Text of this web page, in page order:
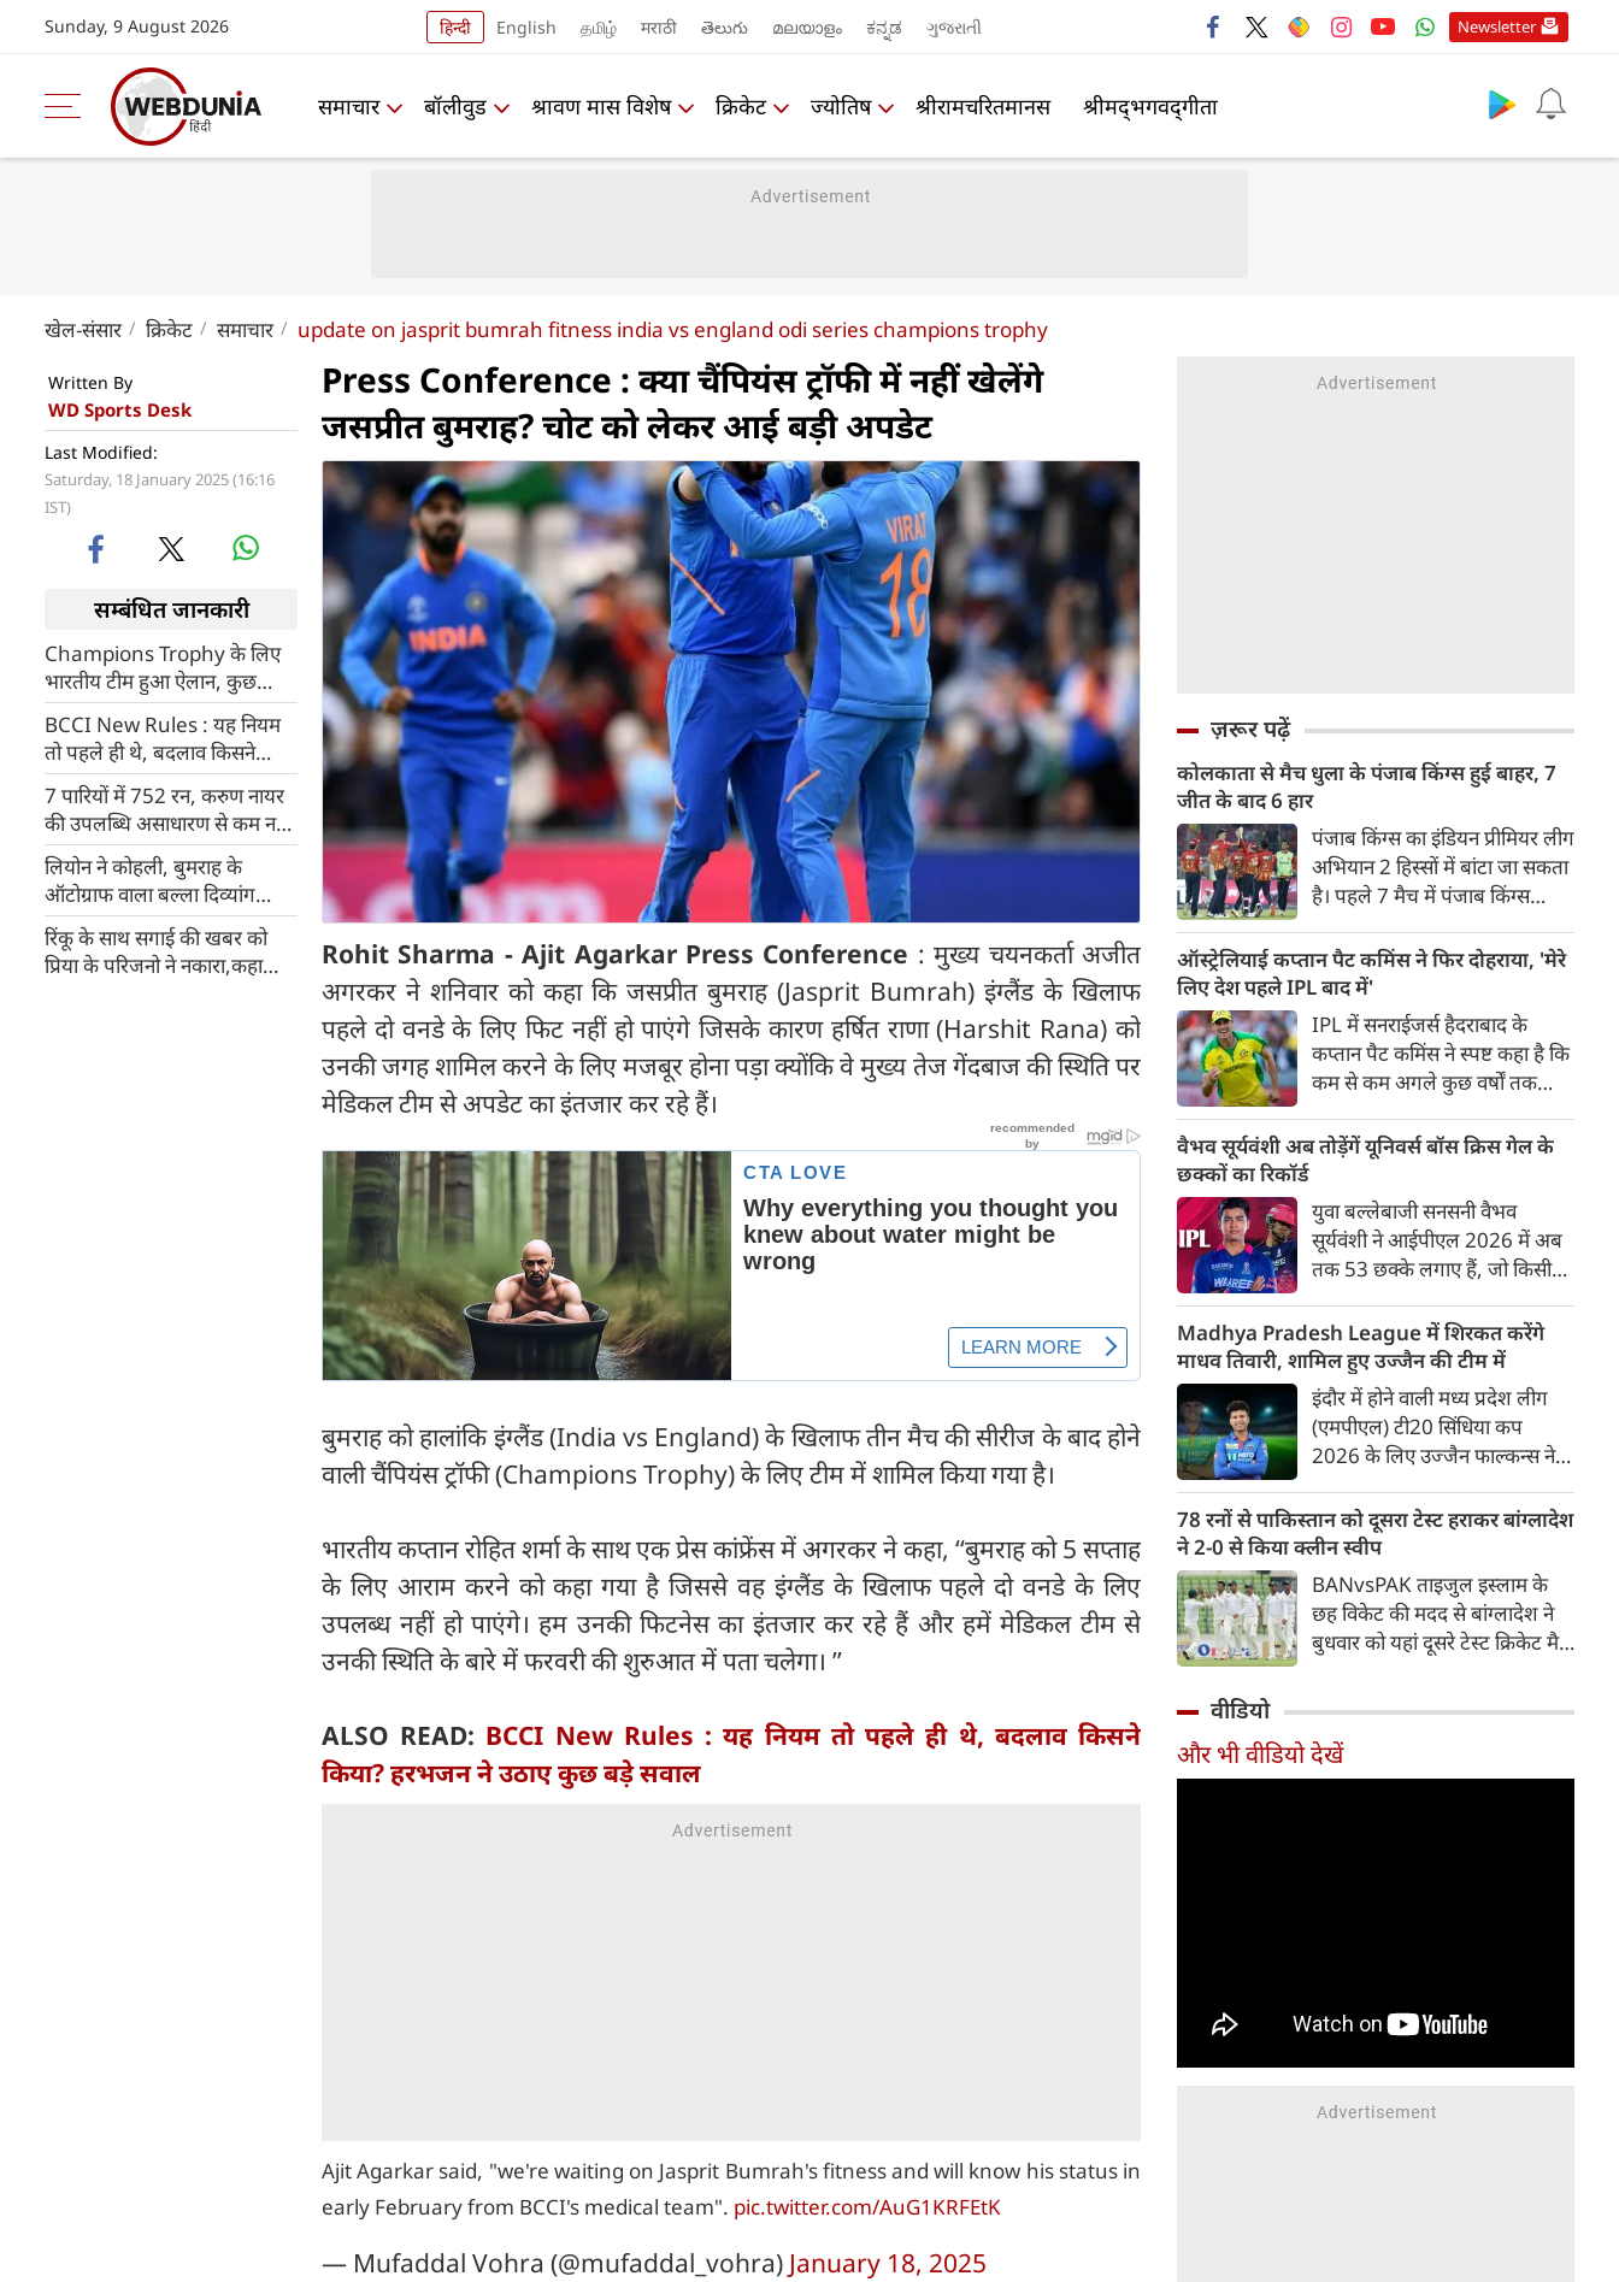
Sunday, 9 August 2026 हिन्दी English தமிழ் मराठी తెలుగు മലയാളം ಕನ್ನಡ ગુજરાતી Newsletter
समाचार बॉलीवुड श्रावण मास विशेष क्रिकेट ज्योतिष श्रीरामचरितमानस श्रीमद्‍भगवद्‍गीता
खेल-संसार क्रिकेट समाचार update on jasprit bumrah fitness india vs england odi series champions trophy
Written By
WD Sports Desk
Last Modified:
Saturday, 18 January 2025 (16:16
IST)
सम्बंधित जानकारी
Champions Trophy के लिए
भारतीय टीम हुआ ऐलान, कुछ
चौंकाने वाले नाम शामिल
BCCI New Rules : यह नियम
तो पहले ही थे, बदलाव किसने
किया? हरभजन ने उठाए कुछ बड़े
सवाल
7 पारियों में 752 रन, करुण नायर
की उपलब्धि असाधारण से कम नहीं
: तेंदुलकर
लियोन ने कोहली, बुमराह के
ऑटोग्राफ वाला बल्ला दिव्यांग
क्रिकेटरों के लिए दान किया
रिंकू के साथ सगाई की खबर को
प्रिया के परिजनो ने नकारा,कहा
Press Conference : क्या चैंपियंस ट्रॉफी में नहीं खेलेंगे
जसप्रीत बुमराह? चोट को लेकर आई बड़ी अपडेट
Rohit Sharma - Ajit Agarkar Press Conference : मुख्य चयनकर्ता अजीत
अगरकर ने शनिवार को कहा कि जसप्रीत बुमराह (Jasprit Bumrah) इंग्लैंड के खिलाफ
पहले दो वनडे के लिए फिट नहीं हो पाएंगे जिसके कारण हर्षित राणा (Harshit Rana) को
उनकी जगह शामिल करने के लिए मजबूर होना पड़ा क्योंकि वे मुख्य तेज गेंदबाज की स्थिति पर
मेडिकल टीम से अपडेट का इंतजार कर रहे हैं।
बुमराह को हालांकि इंग्लैंड (India vs England) के खिलाफ तीन मैच की सीरीज के बाद होने
वाली चैंपियंस ट्रॉफी (Champions Trophy) के लिए टीम में शामिल किया गया है।
भारतीय कप्तान रोहित शर्मा के साथ एक प्रेस कांफ्रेंस में अगरकर ने कहा, ‘‘बुमराह को 5 सप्ताह
के लिए आराम करने को कहा गया है जिससे वह इंग्लैंड के खिलाफ पहले दो वनडे के लिए
उपलब्ध नहीं हो पाएंगे। हम उनकी फिटनेस का इंतजार कर रहे हैं और हमें मेडिकल टीम से
उनकी स्थिति के बारे में फरवरी की शुरुआत में पता चलेगा। ’’
ALSO READ: BCCI New Rules : यह नियम तो पहले ही थे, बदलाव किसने
किया? हरभजन ने उठाए कुछ बड़े सवाल
Ajit Agarkar said, "we're waiting on Jasprit Bumrah's fitness and will know his status in
early February from BCCI's medical team". pic.twitter.com/AuG1KRFEtK
— Mufaddal Vohra (@mufaddal_vohra) January 18, 2025
ज़रूर पढ़ें
कोलकाता से मैच धुला के पंजाब किंग्स हुई बाहर, 7
जीत के बाद 6 हार
पंजाब किंग्स का इंडियन प्रीमियर लीग
अभियान 2 हिस्सों में बांटा जा सकता
है। पहले 7 मैच में पंजाब किंग्स
उसे हार का सामना करना पड़ा इसके
बाद अंतिम मैच वह जरूर जीती
लेकिन तब तक उसकी किस्मत
लखनऊ के हाथ लिखी गई थी।
ऑस्ट्रेलियाई कप्तान पैट कमिंस ने फिर दोहराया, 'मेरे
लिए देश पहले IPL बाद में'
IPL में सनराईजर्स हैदराबाद के
कप्तान पैट कमिंस ने स्पष्ट कहा है कि
कम से कम अगले कुछ वर्षों तक
प्राथमिकता होगी। यह बयान उस चर्चा
के बीच आया है, जिसमें कहा जा रहा
है कि ऑस्ट्रेलिया के कुछ बड़े खिलाड़ी
IPL से आगे बढ़कर अन्य फ्रेंचाइजी
क्रिकेट खेलने के लिए राष्ट्रीय टीम से
दूरी बना सकते हैं।
वैभव सूर्यवंशी अब तोड़ेंगें यूनिवर्स बॉस क्रिस गेल के
छक्कों का रिकॉर्ड
युवा बल्लेबाजी सनसनी वैभव
सूर्यवंशी ने आईपीएल 2026 में अब
तक 53 छक्के लगाए हैं, जो किसी
टूर्नामेंट में दूसरे सबसे ज़्यादा हैं। सबसे
ज़्यादा 59 छक्के क्रिस गेल ने
आईपीएल 2012 में लगाए थे।
सूर्यवंशी की नज़रें अब गेल के रिकॉर्ड
पर होंगी।
Madhya Pradesh League में शिरकत करेंगे
माधव तिवारी, शामिल हुए उज्जैन की टीम में
इंदौर में होने वाली मध्य प्रदेश लीग
(एमपीएल) टी20 सिंधिया कप
2026 के लिए उज्जैन फाल्कन्स ने
जिसमें युवा ऑलराउंडर माधव तिवारी
सबसे बड़े आकर्षण के रूप में
उभरकर सामने आए हैं। इंडियन
प्रीमियर लीग में दिल्ली कैपिटल्स का
हिस्सा रहे माधव तिवारी इस समय
मध्य प्रदेश के सबसे चर्चित युवा
78 रनों से पाकिस्तान को दूसरा टेस्ट हराकर बांग्लादेश
ने 2-0 से किया क्लीन स्वीप
BANvsPAK ताइजुल इस्लाम के
छह विकेट की मदद से बांग्लादेश ने
बुधवार को यहां दूसरे टेस्ट क्रिकेट मैच
का पीछा करते हुए 358 रन पर
आउट हो गई। बांग्लादेश ने पहला
वीडियो
और भी वीडियो देखें